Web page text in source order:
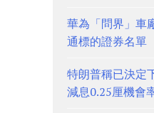
華為「問界」車
通標的證券名單
特朗普稱已決定
減息0.25厘機會